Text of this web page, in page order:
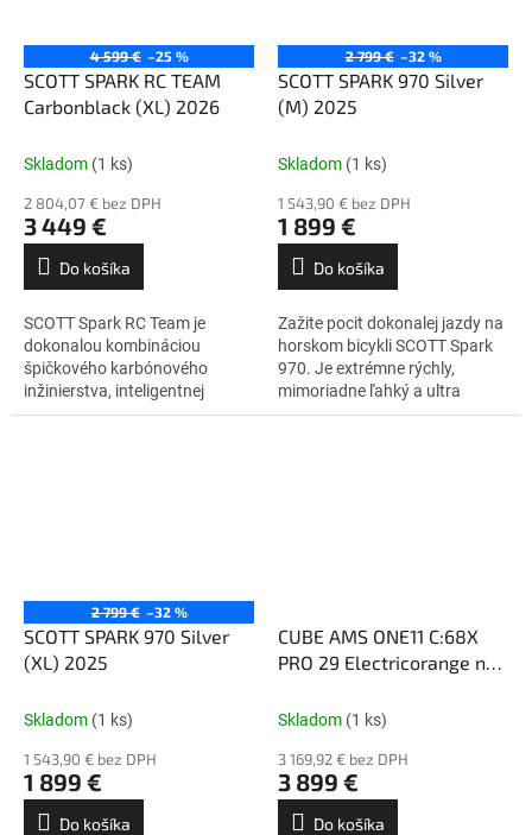
4 599 € –25 %
SCOTT SPARK RC TEAM
Carbonblack (XL) 2026
Skladom (1 ks)
2 804,07 € bez DPH
3 449 €
Do košíka
SCOTT Spark RC Team je
dokonalou kombináciou
špičkového karbónového
inžinierstva, inteligentnej
integrácie a prepracovaných
2 799 € –32 %
SCOTT SPARK 970 Silver
(M) 2025
Skladom (1 ks)
1 543,90 € bez DPH
1 899 €
Do košíka
Zažite pocit dokonalej jazdy na
horskom bicykli SCOTT Spark
970. Je extrémne rýchly,
mimoriadne ľahký a ultra
schopný. Či už hľadáte trailový
2 799 € –32 %
SCOTT SPARK 970 Silver
(XL) 2025
Skladom (1 ks)
1 543,90 € bez DPH
1 899 €
Do košíka
CUBE AMS ONE11 C:68X
PRO 29 Electricorange n
Skladom (1 ks)
3 169,92 € bez DPH
3 899 €
Do košíka